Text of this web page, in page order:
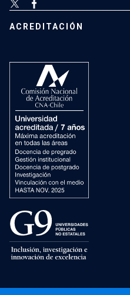
ACREDITACIÓN